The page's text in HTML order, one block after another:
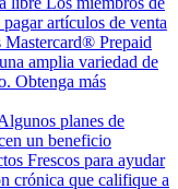
artículos de venta
Prepaid
amplia variedad de
Obtenga más
planes de
un beneficio
Frescos para ayudar
crónica que califique a